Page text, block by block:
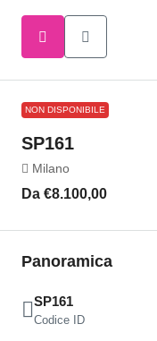
NON DISPONIBILE
SP161
Milano
Da €8.100,00
Panoramica
SP161
Codice ID